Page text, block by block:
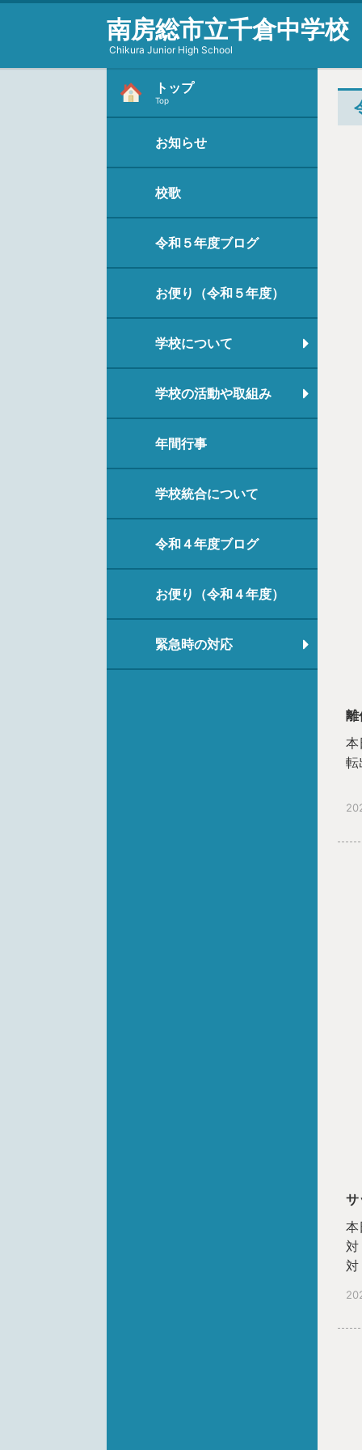
南房総市立千倉中学校
Chikura Junior High School
トップ
Top
お知らせ
校歌
令和５年度ブログ
お便り（令和５年度）
学校について
学校の活動や取組み
年間行事
学校統合について
令和４年度ブログ
お便り（令和４年度）
緊急時の対応
離
本
転
サ
本
顧